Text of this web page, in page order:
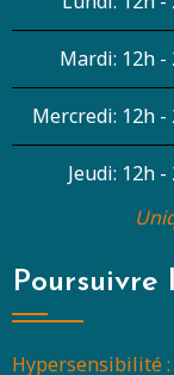
Mardi: 12h -
Mercredi: 12h -
Jeudi: 12h -
Poursuivre
Hypersensibilité